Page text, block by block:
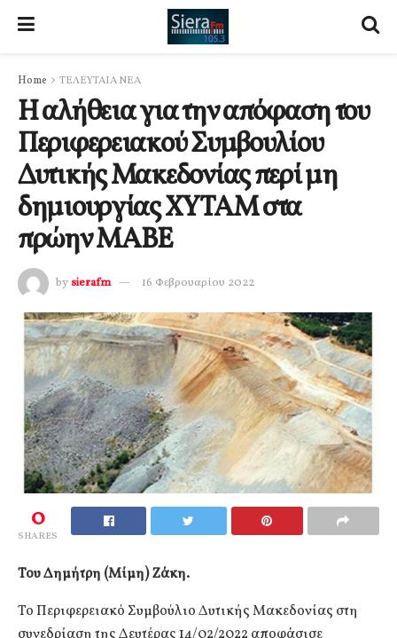
Home ΤΕΛΕΥΤΑΙΑ ΝΕΑ
Η αλήθεια για την απόφαση του
Περιφερειακού Συμβουλίου
Δυτικής Μακεδονίας περί μη
δημιουργίας ΧΥΤΑΜ στα
πρώην ΜΑΒΕ
by sierafm 16 Φεβρουαρίου 2022
0
SHARES
Του Δημήτρη (Μίμη) Ζάκη.
Το Περιφερειακό Συμβούλιο Δυτικής Μακεδονίας στη